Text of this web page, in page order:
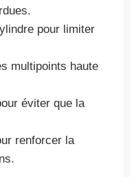
pour limiter
multipoints haute
éviter que la
renforcer la